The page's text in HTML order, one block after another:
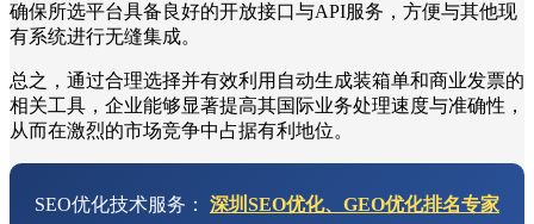
确保所选平台具备良好的开放接口与API服务，方便与其他现
有系统进行无缝集成。
总之，通过合理选择并有效利用自动生成装箱单和商业发票的
相关工具，企业能够显著提高其国际业务处理速度与准确性，
从而在激烈的市场竞争中占据有利地位。
SEO优化技术服务： 深圳SEO优化、GEO优化排名专家